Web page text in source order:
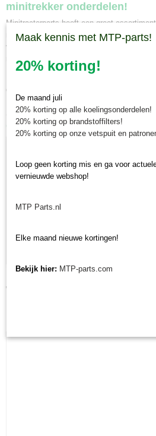
minitrekker onderdelen!
Minitractorparts heeft een groot
minitractoren, miditractoren,
verkopen deze onderdelen met als
minitractormerken Yanmar, Iseki, Kubota en
deze, voor uw Kubota Aste A 15, A 17, A
Bulltra B 1-14, B 1-15, B 1-16, B 1-17.
Ook interessant
€ 23,08
Maak kennis met MTP-parts!
20% korting!
De maand juli
20% korting op alle koelingsonderdelen!
20% korting op brandstoffilters!
20% korting op onze vetspuit en
Loop geen korting mis en ga voor
vernieuwde webshop!
MTP Parts.nl
Elke maand nieuwe kortingen!
Bekijk hier: MTP-parts.com